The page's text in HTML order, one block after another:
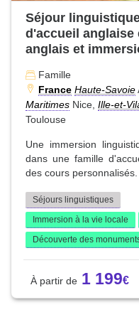
Séjour
d'accueil anglaise
anglais et
Famille
France Haute-Savoie
Maritimes Nice, Ille-et-
Toulouse
Une immersion
dans une famille
des cours
Séjours linguistiques
Immersion à la vie locale
Découverte des
1 199